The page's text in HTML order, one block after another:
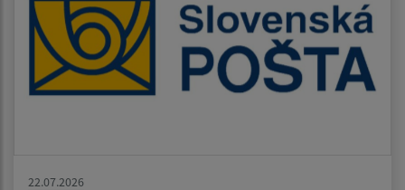
22.07.2026